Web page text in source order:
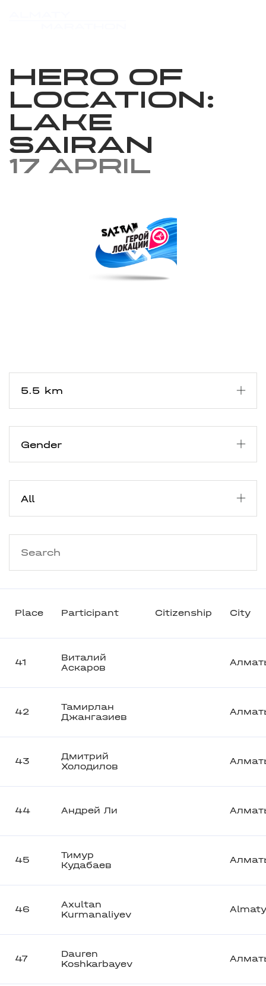
Hero of
location: ​​
Lake
Sairan
17 April
Place Participant Citizenship City
41
Виталий
Аскаров
42
Тамирлан
Джангазиев
43
Дмитрий
Холодилов
44 Андрей Ли
45
Тимур
Кудабаев
46
Axultan
Kurmanaliyev
Almaty
47
Dauren
Koshkarbayev